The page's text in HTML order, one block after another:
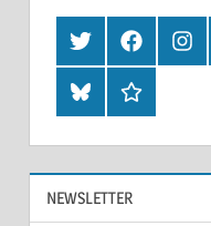
TwitterFacebook
BlueskyThreads
NEWSLETTER